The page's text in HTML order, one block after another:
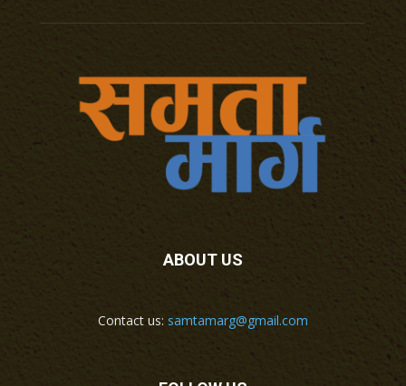
ABOUT US
Contact us: samtamarg@gmail.com